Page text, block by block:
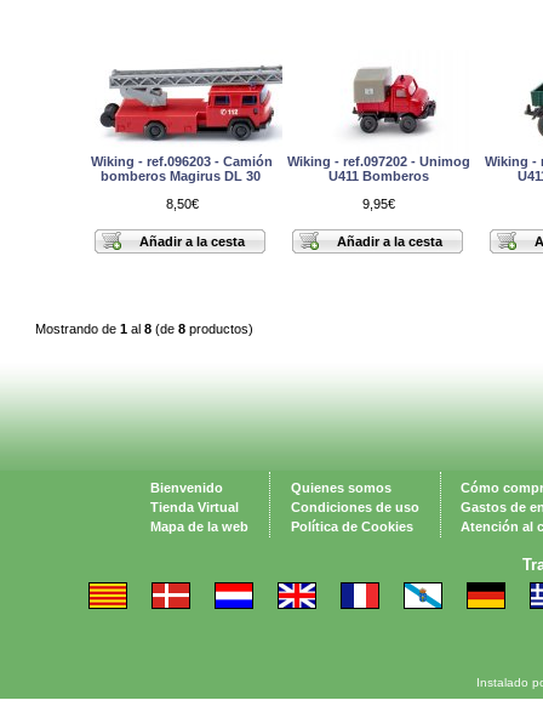
Wiking - ref.096203 - Camión
bomberos Magirus DL 30
8,50€
Wiking - ref.097202 - Unimog
U411 Bomberos
9,95€
Wiking -
Mostrando de 1al 8(de 8productos)
Bienvenido
Tienda Virtual
Mapa de la web
Quienes somos
Condiciones de uso
Política de Cookies
Cómo
Gastos de
Atención al
Instalado